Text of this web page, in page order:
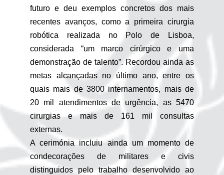
futuro e deu exemplos concretos dos mais
recentes avanços, como a primeira cirurgia
robótica realizada no Polo de Lisboa,
considerada “um marco cirúrgico e uma
demonstração de talento”. Recordou ainda as
metas alcançadas no último ano, entre os
quais mais de 3800 internamentos, mais de
20 mil atendimentos de urgência, as 5470
cirurgias e mais de 161 mil consultas
externas.
A cerimónia incluiu ainda um momento de
condecorações de militares e civis
distinguidos pelo trabalho desenvolvido ao